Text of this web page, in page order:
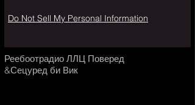
Do Not Sell My Personal Information
Реебоотрадио ЛЛЦ Поверед
&Сецуред би Вик